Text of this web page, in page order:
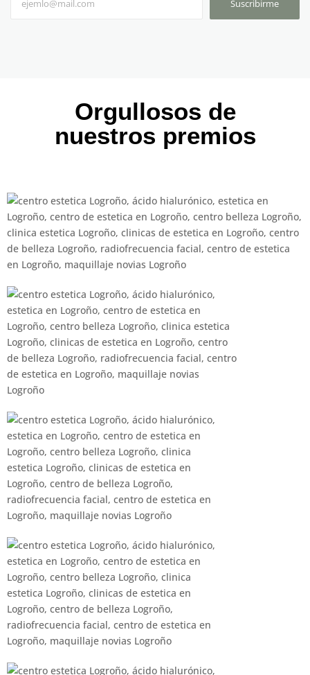
Suscribirme
Orgullosos de
nuestros premios